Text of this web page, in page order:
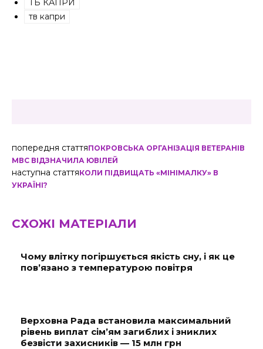
ТБ КАПРИ
тв капри
попередня статтяПОКРОВСЬКА ОРГАНІЗАЦІЯ ВЕТЕРАНІВ
МВС ВІДЗНАЧИЛА ЮВІЛЕЙ
наступна статтяКОЛИ ПІДВИЩАТЬ «МІНІМАЛКУ» В
УКРАЇНІ?
СХОЖІ МАТЕРІАЛИ
Чому влітку погіршується якість сну, і як це
пов’язано з температурою повітря
Верховна Рада встановила максимальний
рівень виплат сім’ям загиблих і зниклих
безвісти захисників — 15 млн грн